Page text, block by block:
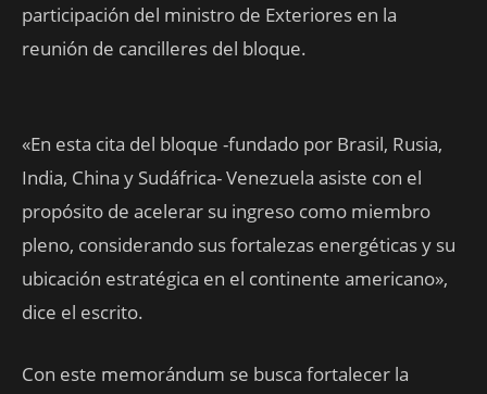
participación del ministro de Exteriores en la
reunión de cancilleres del bloque.
«En esta cita del bloque -fundado por Brasil, Rusia,
India, China y Sudáfrica- Venezuela asiste con el
propósito de acelerar su ingreso como miembro
pleno, considerando sus fortalezas energéticas y su
ubicación estratégica en el continente americano»,
dice el escrito.
Con este memorándum se busca fortalecer la